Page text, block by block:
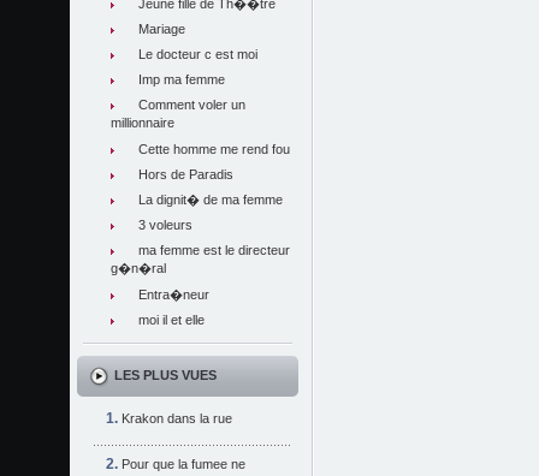
Jeune fille de Th��tre
Mariage
Le docteur c est moi
Imp ma femme
Comment voler un
millionnaire
Cette homme me rend fou
Hors de Paradis
La dignit� de ma femme
3 voleurs
ma femme est le directeur
g�n�ral
Entra�neur
moi il et elle
LES PLUS VUES
Krakon dans la rue
Pour que la fumee ne